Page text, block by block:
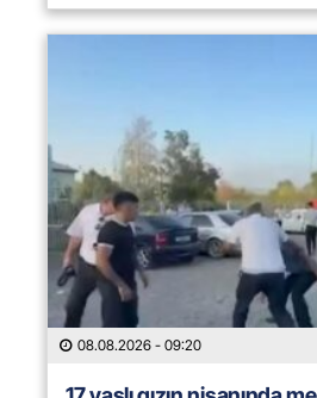
08.08.2026 - 09:20